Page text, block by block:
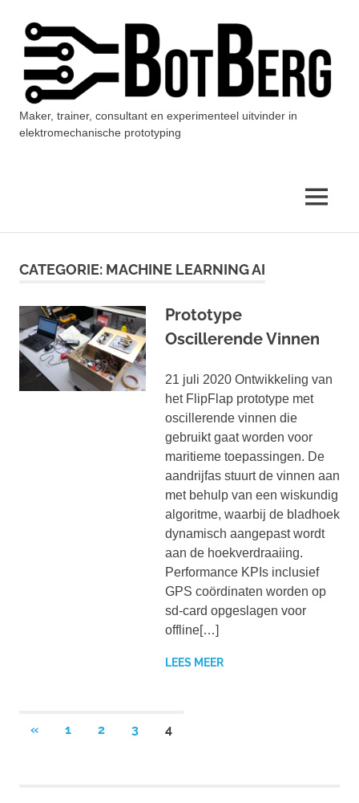
inhoud
BotBerg
Maker, trainer, consultant en experimenteel uitvinder in
elektromechanische prototyping
MENU
CATEGORIE: MACHINE LEARNING AI
Prototype
Oscillerende Vinnen
21 juli 2020 Ontwikkeling van
het FlipFlap prototype met
oscillerende vinnen die
gebruikt gaat worden voor
maritieme toepassingen. De
aandrijfas stuurt de vinnen aan
met behulp van een wiskundig
algoritme, waarbij de bladhoek
dynamisch aangepast wordt
aan de hoekverdraaiing.
Performance KPIs inclusief
GPS coördinaten worden op
sd-card opgeslagen voor
offline[…]
LEES MEER
Berichten
«VORIGE
1 2 3 4